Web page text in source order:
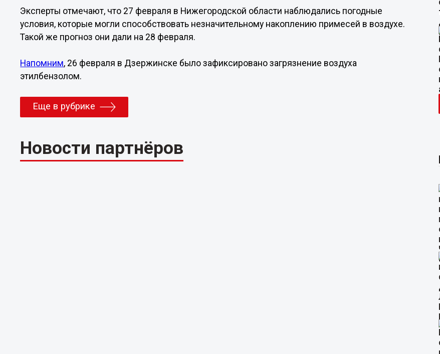
Эксперты отмечают, что 27 февраля в Нижегородской области наблюдались погодные
условия, которые могли способствовать незначительному накоплению примесей в воздухе.
Такой же прогноз они дали на 28 февраля.
Напомним, 26 февраля в Дзержинске было зафиксировано загрязнение воздуха
этилбензолом.
Еще в рубрике
Новости партнёров